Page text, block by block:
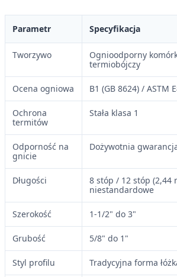
Parametr Specyfikacja
Tworzywo
Ognioodporny
termiobójczy
Ocena ogniowa B1 (GB 8624) / ASTM
Ochrona
termitów
Stała klasa 1
Odporność na
gnicie
Dożywotnia
Długości
8 stóp / 12 stóp (2,44
niestandardowe
Szerokość 1-1/2" do 3"
Grubość 5/8" do 1"
Styl profilu Tradycyjna forma